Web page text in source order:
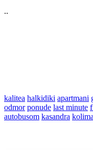
..
kalitea halkidiki apartmani
odmor ponude last minute
autobusom kasandra kolima